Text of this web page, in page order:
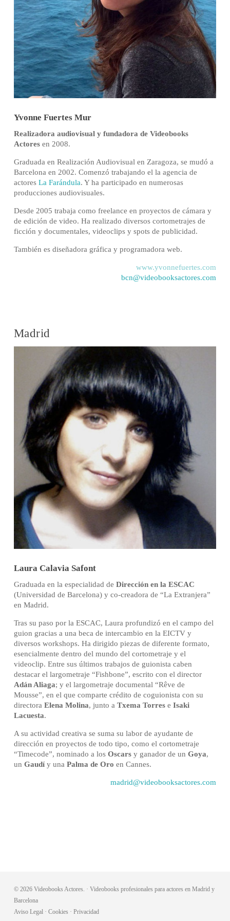
Yvonne Fuertes Mur
Realizadora audiovisual y fundadora de Videobooks
Actores en 2008.
Graduada en Realización Audiovisual en Zaragoza, se mudó a
Barcelona en 2002. Comenzó trabajando el la agencia de
actoresLa Farándula. Y ha participado en numerosas
producciones audiovisuales.
Desde 2005 trabaja como freelance en proyectos de cámara y
de edición de video. Ha realizado diversos cortometrajes de
ficción y documentales, videoclips y spots de publicidad.
También es diseñadora gráfica y programadora web.
www.yvonnefuertes.com
bcn@videobooksactores.com
Madrid
Laura Calavia Safont
Graduada en la especialidad deDirección en la ESCAC
(Universidad de Barcelona) y co-creadora de “La Extranjera”
en Madrid.
Tras su paso por la ESCAC, Laura profundizó en el campo del
guion gracias a una beca de intercambio en la EICTV y
diversos workshops. Ha dirigido piezas de diferente formato,
esencialmente dentro del mundo del cortometraje y el
videoclip. Entre sus últimos trabajos de guionista caben
destacar el largometraje “Fishbone”, escrito con el director
Adán Aliaga; y el largometraje documental “Rêve de
Mousse”, en el que comparte crédito de coguionista con su
directoraElena Molina, junto aTxema Torres eIsaki
Lacuesta.
A su actividad creativa se suma su labor de ayudante de
dirección en proyectos de todo tipo, como el cortometraje
“Timecode”, nominado a losOscars y ganador de unGoya,
unGaudí y unaPalma de Oro en Cannes.
madrid@videobooksactores.com
© 2026 Videobooks Actores. · Videobooks profesionales para actores en Madrid y
Barcelona
Aviso Legal· Cookies · Privacidad